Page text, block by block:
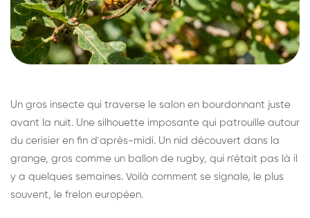
Un gros insecte qui traverse le salon en bourdonnant juste
avant la nuit. Une silhouette imposante qui patrouille autour
du cerisier en fin d'après-midi. Un nid découvert dans la
grange, gros comme un ballon de rugby, qui n'était pas là il
y a quelques semaines. Voilà comment se signale, le plus
souvent, le frelon européen.